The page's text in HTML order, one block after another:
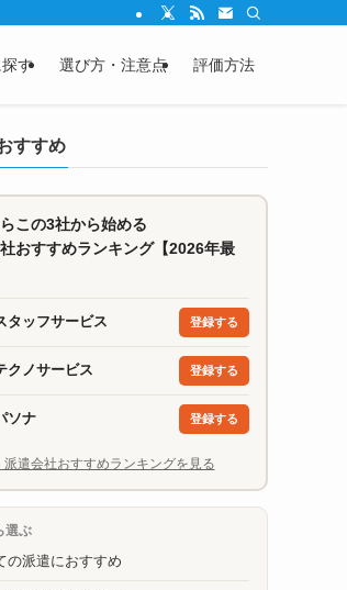
す 選び方・注意点 評価方法
すすめ
この3社から始める
おすすめランキング【2026年最
タッフサービス 登録する
クノサービス 登録する
ソナ 登録する
遣会社おすすめランキングを見る
選ぶ
の派遣におすすめ